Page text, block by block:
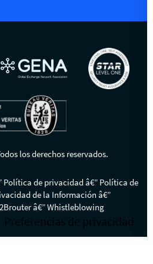
los derechos reservados.
Política de privacidad
Política de
de la Información
Whistleblowing